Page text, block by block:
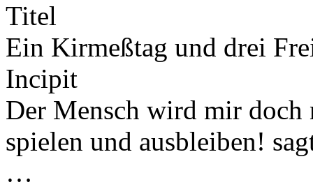
Titel
Ein Kirmeßtag und drei
Incipit
Der Mensch wird mir doch
spielen und ausbleiben!
…